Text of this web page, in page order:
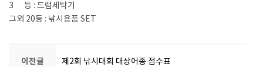
3 등 : 드럼세탁기
그외 20등 : 낚시용품 SET
이전글 제2회 낚시대회 대상어종 점수표